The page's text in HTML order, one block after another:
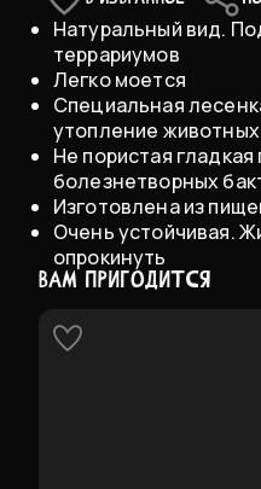
Large 21х17.5х5
X-Large 28х23х6.5
Натуральный вид.
террариумов
Легко моется
Специальная
утопление животных
Не пористая
болезнетворных
Изготовлена из
Очень устойчивая.
опрокинуть
ВАМ ПРИГОДИТСЯ